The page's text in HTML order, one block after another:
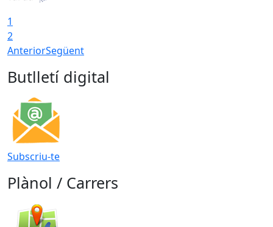
1
2
AnteriorSegüent
Butlletí digital
Subscriu-te
Plànol / Carrers